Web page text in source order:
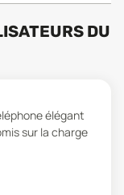
DU
élégant
sur la charge